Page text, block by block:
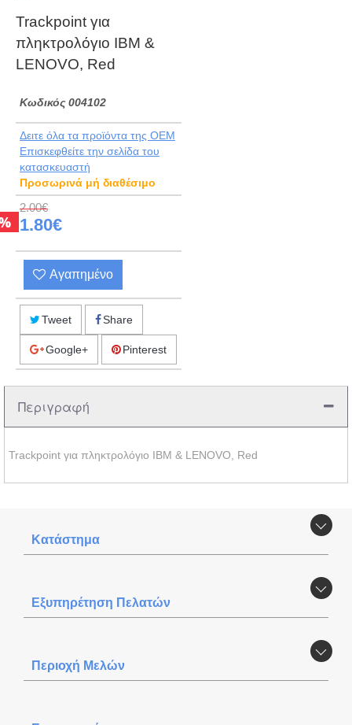
Trackpoint για
πληκτρολόγιο IBM &
LENOVO, Red
Kωδικός 004102
Δειτε όλα τα προϊόντα της OEM
Eπισκεφθείτε την σελίδα του
κατασκευαστή
Προσωρινά μή διαθέσιμο
2.00€
1.80€
Αγαπημένο
Tweet Share
Google+ Pinterest
Περιγραφή
Trackpoint για πληκτρολόγιο IBM & LENOVO, Red
Κατάστημα
Εξυπηρέτηση Πελατών
Περιοχή Mελών